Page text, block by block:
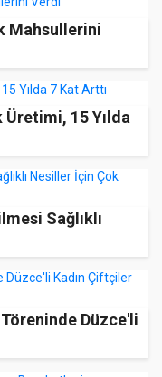
Mahsullerini
15 Yılda
Sağlıklı
Düzce'li